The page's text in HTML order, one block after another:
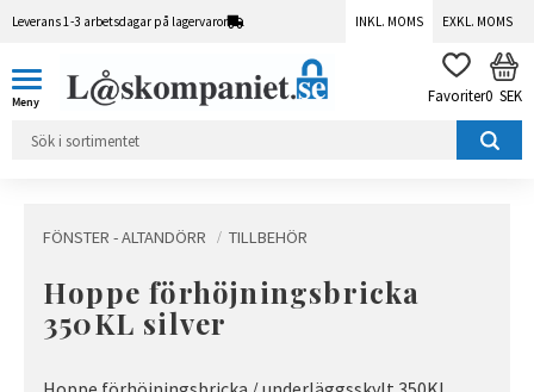
Leverans 1-3 arbetsdagar på lagervaror INKL. MOMS EXKL. MOMS
FAVORITER
0 SEK
FÖNSTER - ALTANDÖRR TILLBEHÖR
Hoppe förhöjningsbricka
350KL silver